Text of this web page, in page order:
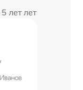
5 лет лет